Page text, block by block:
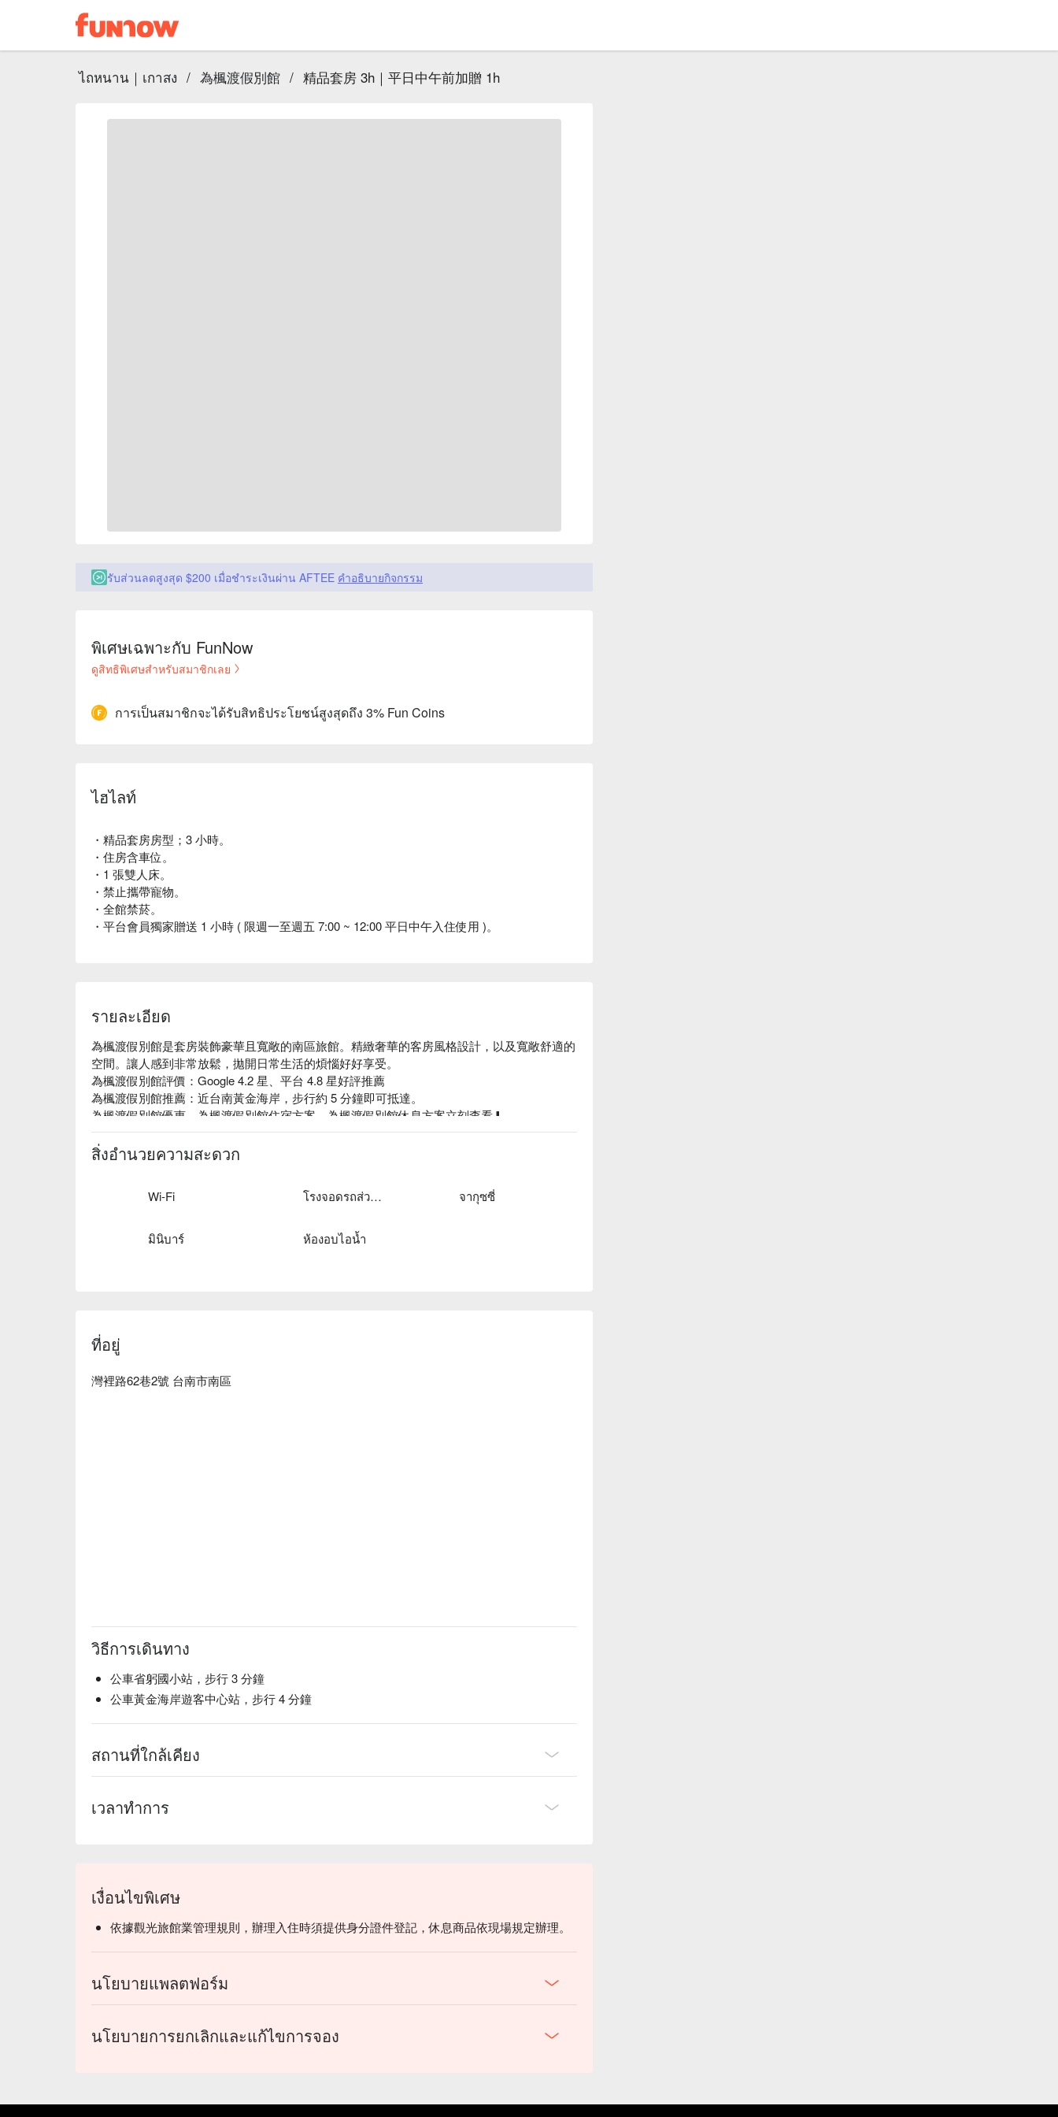
ไถหนาน｜เกาสง / 為楓渡假別館 / 精品套房 3h｜平日中午前加贈 1h
รับส่วนลดสูงสุด $200 เมื่อชำระเงินผ่าน AFTEE คำอธิบายกิจกรรม
พิเศษเฉพาะกับ FunNow
ดูสิทธิพิเศษสำหรับสมาชิกเลย
การเป็นสมาชิกจะได้รับสิทธิประโยชน์สูงสุดถึง 3% Fun Coins
ไฮไลท์
・精品套房房型；3 小時。
・住房含車位。
・1 張雙人床。
・禁止攜帶寵物。
・全館禁菸。
・平台會員獨家贈送 1 小時 ( 限週一至週五 7:00 ~ 12:00 平日中午入住使用 )。
รายละเอียด
為楓渡假別館是套房裝飾豪華且寬敞的南區旅館。精緻奢華的客房風格設計，以及寬敞舒適的
空間。讓人感到非常放鬆，拋開日常生活的煩惱好好享受。
為楓渡假別館評價：Google 4.2 星、平台 4.8 星好評推薦
為楓渡假別館推薦：近台南黃金海岸，步行約 5 分鐘即可抵達。
為楓渡假別館優惠、為楓渡假別館住宿方案、為楓渡假別館休息方案立刻查看⬇︎
สิ่งอำนวยความสะดวก
Wi-Fi โรงจอดรถส่วนตัว จากุซซี่
มินิบาร์ ห้องอบไอน้ำ
ที่อยู่
灣裡路62巷2號 台南市南區
วิธีการเดินทาง
公車省躬國小站，步行 3 分鐘
公車黃金海岸遊客中心站，步行 4 分鐘
สถานที่ใกล้เคียง
เวลาทำการ
เงื่อนไขพิเศษ
依據觀光旅館業管理規則，辦理入住時須提供身分證件登記，休息商品依現場規定辦理。
นโยบายแพลตฟอร์ม
นโยบายการยกเลิกและแก้ไขการจอง